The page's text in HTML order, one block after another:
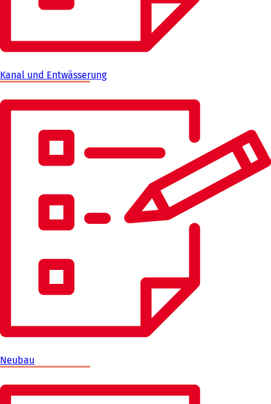
Kanal und Entwässerung
Neubau